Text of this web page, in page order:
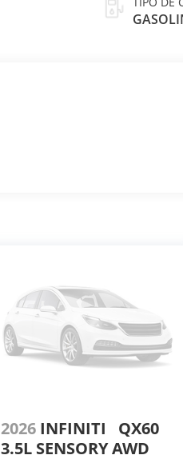
2026 INFINITI
QX60
3.5L SENSORY AWD